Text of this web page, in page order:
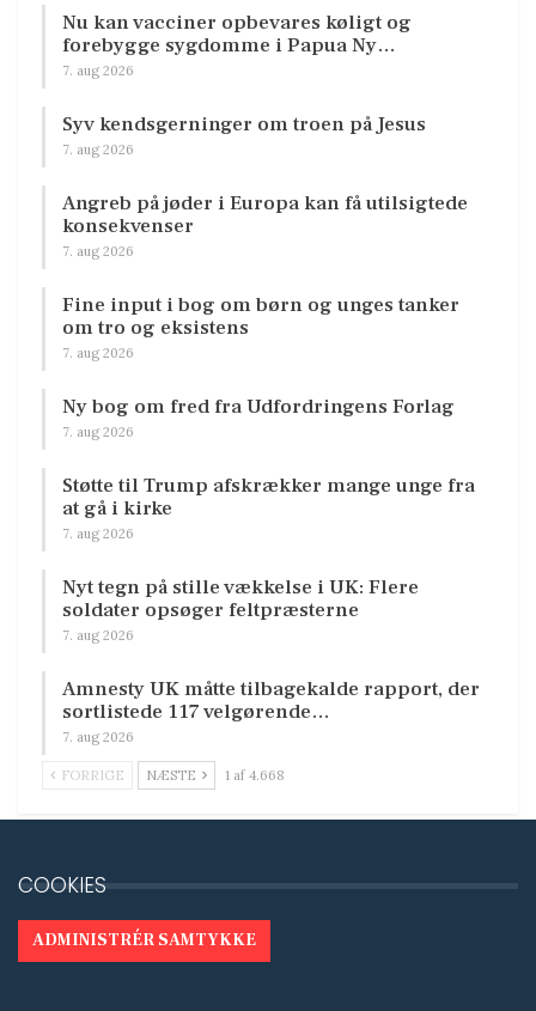
Nu kan vacciner opbevares køligt og
forebygge sygdomme i Papua Ny…
7. aug 2026
Syv kendsgerninger om troen på Jesus
7. aug 2026
Angreb på jøder i Europa kan få utilsigtede
konsekvenser
7. aug 2026
Fine input i bog om børn og unges tanker
om tro og eksistens
7. aug 2026
Ny bog om fred fra Udfordringens Forlag
7. aug 2026
Støtte til Trump afskrækker mange unge fra
at gå i kirke
7. aug 2026
Nyt tegn på stille vækkelse i UK: Flere
soldater opsøger feltpræsterne
7. aug 2026
Amnesty UK måtte tilbagekalde rapport, der
sortlistede 117 velgørende…
7. aug 2026
FORRIGE NÆSTE 1 af 4.668
COOKIES
ADMINISTRÉR SAMTYKKE